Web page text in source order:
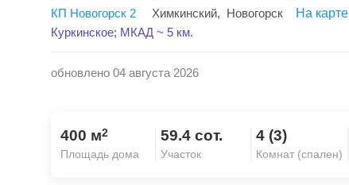
КП Новогорск 2 Химкинский, Новогорск
На карте
Куркинское; МКАД ~ 5 км.
обновлено 04 августа 2026
400 м2
Площадь дома
59.4 сот.
Участок
4 (3)
Комнат (спален)